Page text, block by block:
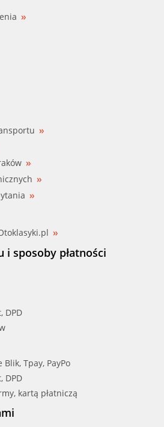
i sposoby płatności
DPD
Blik, Tpay, PayPo
DPD
kartą płatniczą